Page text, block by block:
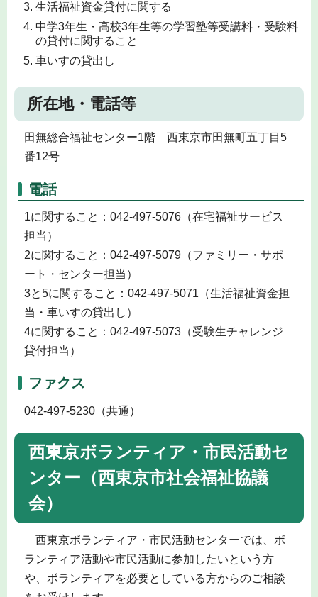
生活福祉資金貸付に関する
中学3年生・高校3年生等の学習塾等受講料・受験料
の貸付に関すること
車いすの貸出し
所在地・電話等
田無総合福祉センター1階 西東京市田無町五丁目5
番12号
電話
1に関すること：042-497-5076（在宅福祉サービス
担当）
2に関すること：042-497-5079（ファミリー・サポ
ート・センター担当）
3と5に関すること：042-497-5071（生活福祉資金担
当・車いすの貸出し）
4に関すること：042-497-5073（受験生チャレンジ
貸付担当）
ファクス
042-497-5230（共通）
西東京ボランティア・市民活動セ
ンター（西東京市社会福祉協議
会）
西東京ボランティア・市民活動センターでは、ボ
ランティア活動や市民活動に参加したいという方
や、ボランティアを必要としている方からのご相談